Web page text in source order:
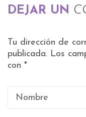
DEJAR UN
Tu dirección de
publicada. Los
con *